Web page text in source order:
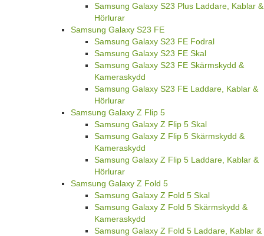
Samsung Galaxy S23 Plus Laddare, Kablar &
Hörlurar
Samsung Galaxy S23 FE
Samsung Galaxy S23 FE Fodral
Samsung Galaxy S23 FE Skal
Samsung Galaxy S23 FE Skärmskydd &
Kameraskydd
Samsung Galaxy S23 FE Laddare, Kablar &
Hörlurar
Samsung Galaxy Z Flip 5
Samsung Galaxy Z Flip 5 Skal
Samsung Galaxy Z Flip 5 Skärmskydd &
Kameraskydd
Samsung Galaxy Z Flip 5 Laddare, Kablar &
Hörlurar
Samsung Galaxy Z Fold 5
Samsung Galaxy Z Fold 5 Skal
Samsung Galaxy Z Fold 5 Skärmskydd &
Kameraskydd
Samsung Galaxy Z Fold 5 Laddare, Kablar &